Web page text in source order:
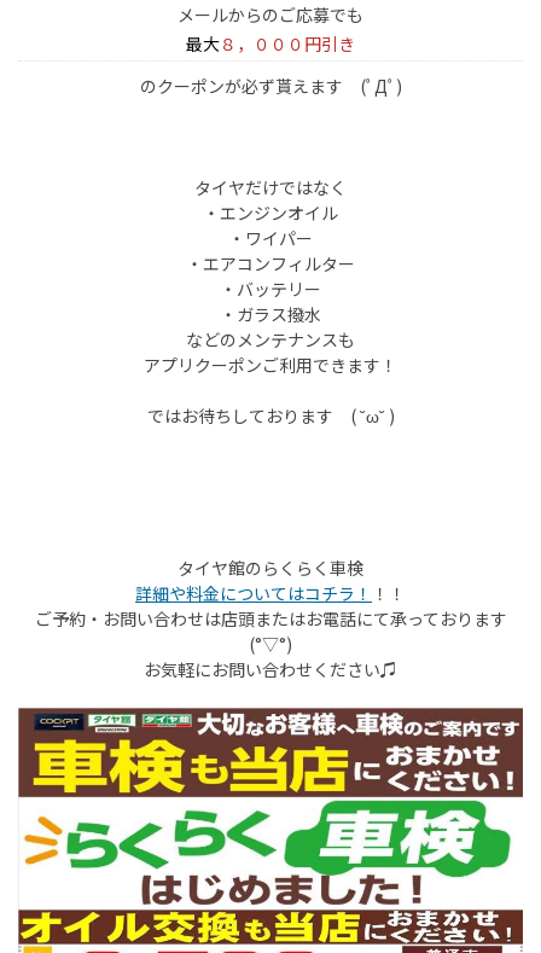
メールからのご応募でも
最大８，０００円引き
のクーポンが必ず貰えます (ﾟДﾟ)
タイヤだけではなく
・エンジンオイル
・ワイパー
・エアコンフィルター
・バッテリー
・ガラス撥水
などのメンテナンスも
アプリクーポンご利用できます！
ではお待ちしております ( ˘ω˘ )
タイヤ館のらくらく車検
詳細や料金についてはコチラ！ ！！
ご予約・お問い合わせは店頭またはお電話にて承っております
(°▽°)
お気軽にお問い合わせください♫